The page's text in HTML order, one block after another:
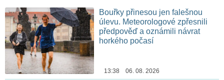
Bouřky přinesou jen falešnou
úlevu. Meteorologové zpřesnili
předpověď a oznámili návrat
horkého počasí
13:38 06. 08. 2026